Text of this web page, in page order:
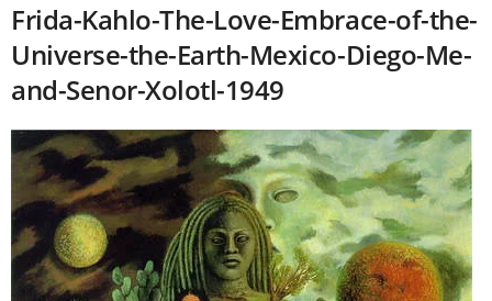
Frida-Kahlo-The-Love-Embrace-of-the-
Universe-the-Earth-Mexico-Diego-Me-
and-Senor-Xolotl-1949